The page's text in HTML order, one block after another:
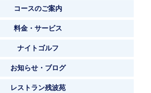
コースのご案内
料金・サービス
ナイトゴルフ
お知らせ・ブログ
レストラン残波苑